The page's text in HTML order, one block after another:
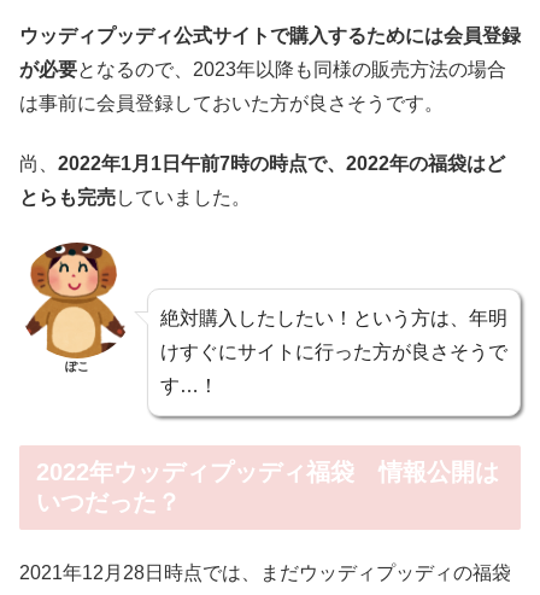
ウッディプッディ公式サイトで購入するためには会員登録
が必要となるので、2023年以降も同様の販売方法の場合
は事前に会員登録しておいた方が良さそうです。
尚、 2022年1月1日午前7時の時点で、2022年の福袋はど
とらも完売していました。
ぽこ
絶対購入したしたい！という方は、年明
けすぐにサイトに行った方が良さそうで
す…！
2022年ウッディプッディ福袋 情報公開は
いつだった？
2021年12月28日時点では、まだウッディプッディの福袋